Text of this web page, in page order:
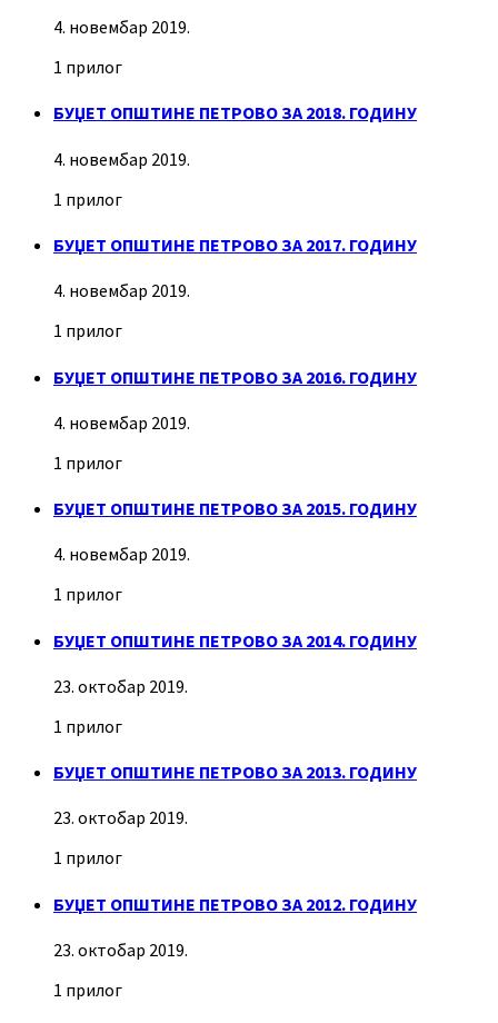
4. новембар 2019.
1 прилог
БУЏЕТ ОПШТИНЕ ПЕТРОВО ЗА 2018. ГОДИНУ
4. новембар 2019.
1 прилог
БУЏЕТ ОПШТИНЕ ПЕТРОВО ЗА 2017. ГОДИНУ
4. новембар 2019.
1 прилог
БУЏЕТ ОПШТИНЕ ПЕТРОВО ЗА 2016. ГОДИНУ
4. новембар 2019.
1 прилог
БУЏЕТ ОПШТИНЕ ПЕТРОВО ЗА 2015. ГОДИНУ
4. новембар 2019.
1 прилог
БУЏЕТ ОПШТИНЕ ПЕТРОВО ЗА 2014. ГОДИНУ
23. октобар 2019.
1 прилог
БУЏЕТ ОПШТИНЕ ПЕТРОВО ЗА 2013. ГОДИНУ
23. октобар 2019.
1 прилог
БУЏЕТ ОПШТИНЕ ПЕТРОВО ЗА 2012. ГОДИНУ
23. октобар 2019.
1 прилог